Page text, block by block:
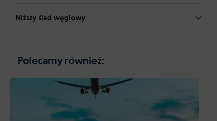
Niższy ślad węglowy
Polecamy również: